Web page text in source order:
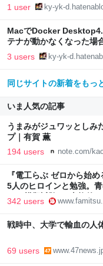
1 user ky-yk-
MacでDocker
テナが動かなくなった場
3 users ky-yk-
同じサイトの新着をもっ
いま人気の記事
うまみがジュワッとしみ
プ｜有賀 薫
194 users note.com/
『電工らぶ ゼロから始
5人のヒロインと勉強。
CBT模擬試験”で本格的
最新情報のファミ通.com
342 users
戦時中、大学で輸血の
69 users